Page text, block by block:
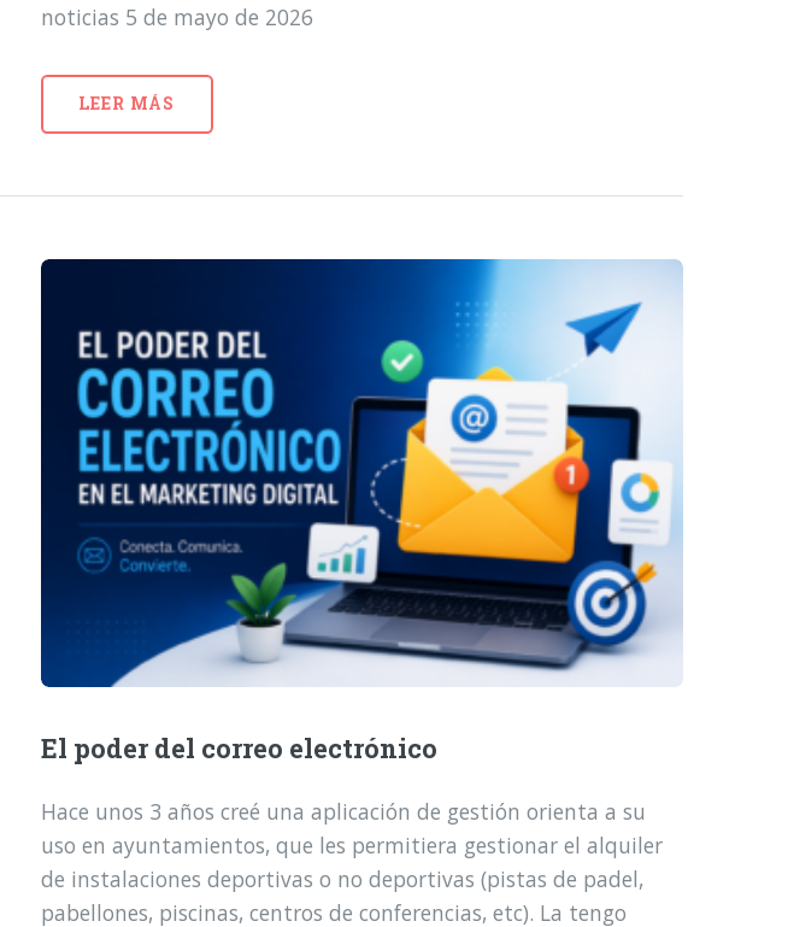
noticias 5 de mayo de 2026
LEER MÁS
El poder del correo electrónico
Hace unos 3 años creé una aplicación de gestión orienta a su
uso en ayuntamientos, que les permitiera gestionar el alquiler
de instalaciones deportivas o no deportivas (pistas de padel,
pabellones, piscinas, centros de conferencias, etc). La tengo